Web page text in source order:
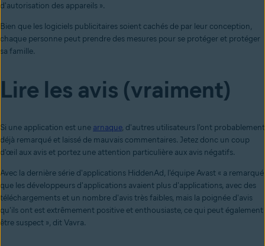
d'autorisation des appareils ».
Bien que les logiciels publicitaires soient cachés de par leur conception,
chaque personne peut prendre des mesures pour se protéger et protéger
sa famille.
Lire les avis (vraiment)
Si une application est une arnaque, d'autres utilisateurs l'ont probablement
déjà remarqué et laissé de mauvais commentaires. Jetez donc un coup
d'œil aux avis et portez une attention particulière aux avis négatifs.
Avec la dernière série d'applications HiddenAd, l'équipe Avast « a remarqué
que les développeurs d'applications avaient plus d'applications, avec des
téléchargements et un nombre d'avis très faibles, mais la poignée d'avis
qu'ils ont est extrêmement positive et enthousiaste, ce qui peut également
être suspect », dit Vavra.